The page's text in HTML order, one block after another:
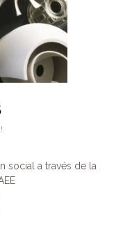
social a través de la